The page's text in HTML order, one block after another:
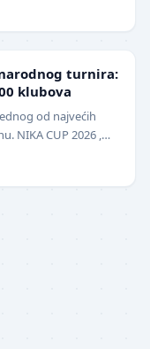
turnira:
klubova
od najvećih
NIKA CUP 2026 ,